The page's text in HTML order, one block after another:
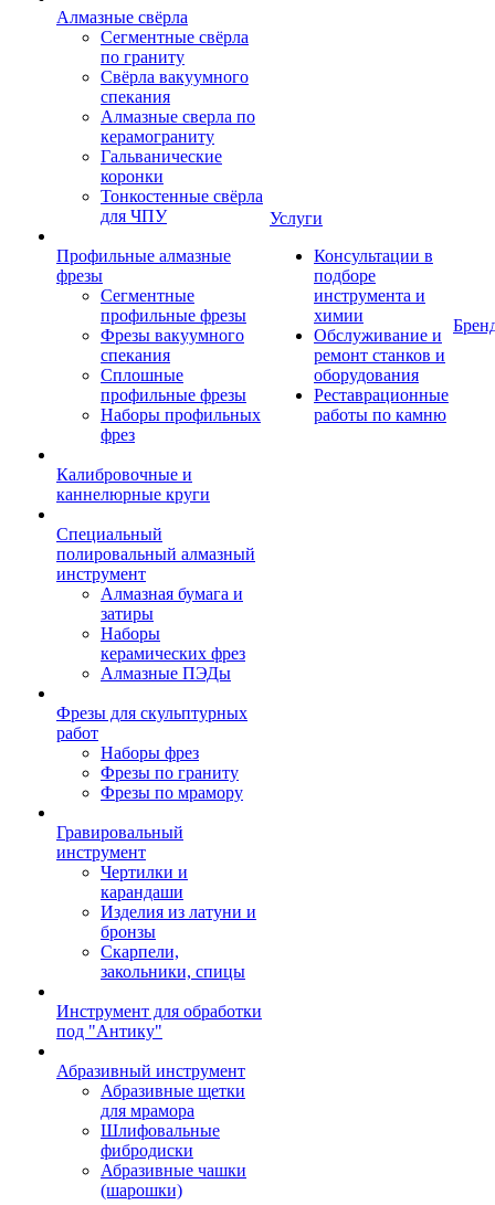
Алмазные свёрла
Сегментные свёрла
по граниту
Свёрла вакуумного
спекания
Алмазные сверла по
керамограниту
Гальванические
коронки
Тонкостенные свёрла
для ЧПУ
Профильные алмазные
фрезы
Сегментные
профильные фрезы
Фрезы вакуумного
спекания
Сплошные
профильные фрезы
Наборы профильных
фрез
Калибровочные и
каннелюрные круги
Специальный
полировальный алмазный
инструмент
Алмазная бумага и
затиры
Наборы
керамических фрез
Алмазные ПЭДы
Фрезы для скульптурных
работ
Наборы фрез
Фрезы по граниту
Фрезы по мрамору
Гравировальный
инструмент
Чертилки и
карандаши
Изделия из латуни и
бронзы
Скарпели,
закольники, спицы
Инструмент для обработки
под "Антику"
Абразивный инструмент
Абразивные щетки
для мрамора
Шлифовальные
фибродиски
Абразивные чашки
(шарошки)
Услуги
Консультации в
подборе
инструмента и
химии
Обслуживание и
ремонт станков и
оборудования
Реставрационные
работы по камню